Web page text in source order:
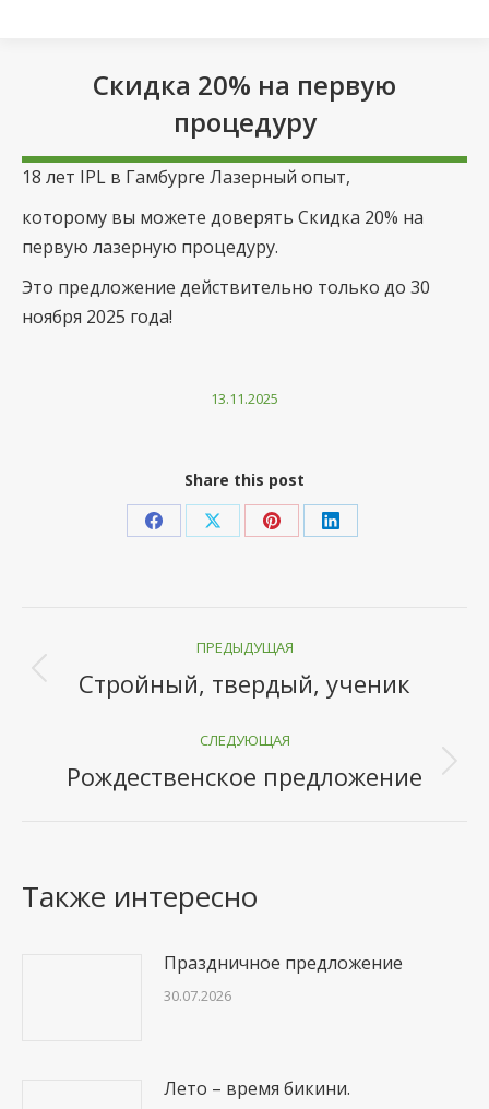
Скидка 20% на первую
процедуру
Вы здесь:
18 лет IPL в Гамбурге Лазерный опыт,
которому вы можете доверять Скидка 20% на
первую лазерную процедуру.
Это предложение действительно только до 30
ноября 2025 года!
13.11.2025
Share this post
Share Share Share Share
по
ПРЕДЫДУЩАЯ
Предыдущая
Стройный, твердый, ученик
СЛЕДУЮЩАЯ
Следующая
Рождественское предложение
Также интересно
Праздничное предложение
30.07.2026
Лето – время бикини.